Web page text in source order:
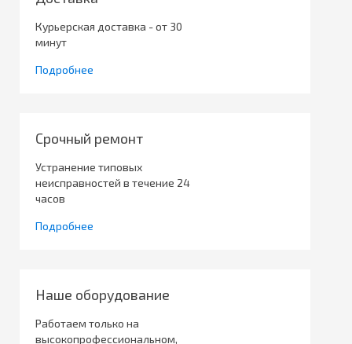
Курьерская доставка - от 30
минут
Подробнее
Срочный ремонт
Устранение типовых
неисправностей в течение 24
часов
Подробнее
Наше оборудование
Работаем только на
высокопрофессиональном,